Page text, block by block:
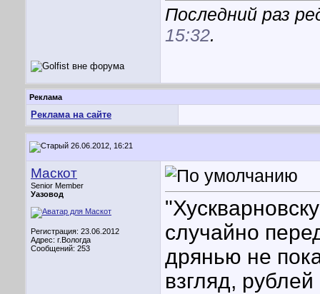
Последний раз
15:32.
Реклама
Реклама на сайте
26.06.2012, 16:21
Маскот
Senior Member
Уазовод
Регистрация: 23.06.2012
Адрес: г.Вологда
Сообщений: 253
случайно
дрянью не
взгляд,